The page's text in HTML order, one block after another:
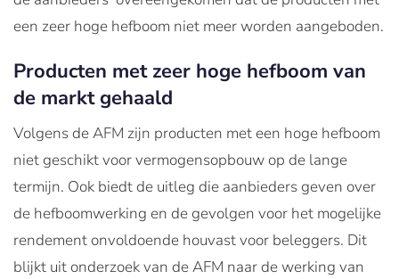
een zeer hoge hefboom niet meer worden aangeboden.
Producten met zeer hoge hefboom van
de markt gehaald
Volgens de AFM zijn producten met een hoge hefboom
niet geschikt voor vermogensopbouw op de lange
termijn. Ook biedt de uitleg die aanbieders geven over
de hefboomwerking en de gevolgen voor het mogelijke
rendement onvoldoende houvast voor beleggers. Dit
blijkt uit onderzoek van de AFM naar de werking van